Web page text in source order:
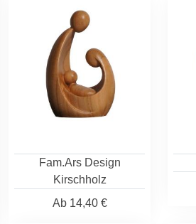
Fam.Ars Design
Kirschholz
Ab14,40 €